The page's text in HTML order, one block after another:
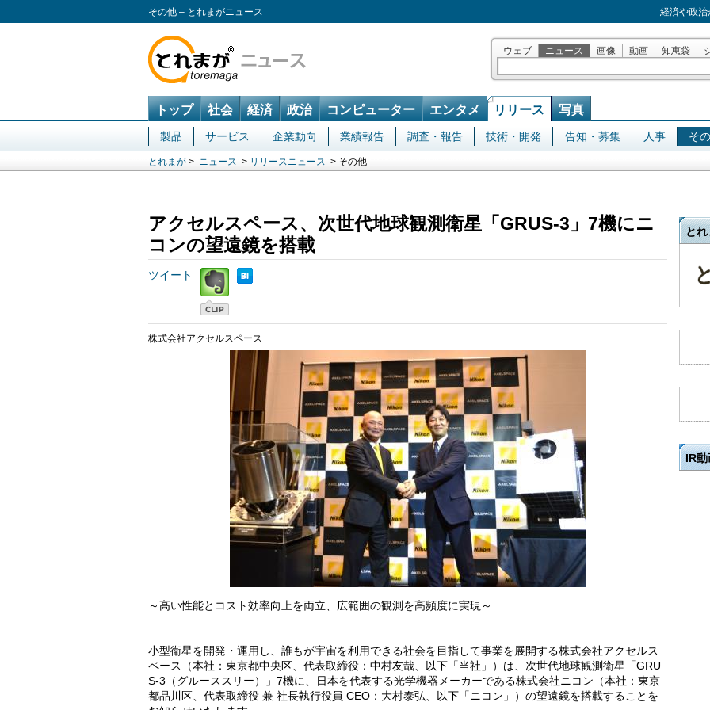
その他 – とれまがニュース 経済や政
ウェブ ニュース 画像 動画 知恵袋
トップ 社会 経済 政治 コンピューター エンタメ リリース 写真
製品 サービス 企業動向 業績報告 調査・報告 技術・開発 告知・募集 人事 そ
とれまが > ニュース > リリースニュース > その他
アクセルスペース、次世代地球観測衛星「GRUS-3」7機にニ
コンの望遠鏡を搭載
ツイート
株式会社アクセルスペース
～高い性能とコスト効率向上を両立、広範囲の観測を高頻度に実現～
小型衛星を開発・運用し、誰もが宇宙を利用できる社会を目指して事業を展開する株式会社アクセルス
ペース（本社：東京都中央区、代表取締役：中村友哉、以下「当社」）は、次世代地球観測衛星「GRU
S-3（グルーススリー）」7機に、日本を代表する光学機器メーカーである株式会社ニコン（本社：東京
都品川区、代表取締役 兼 社長執行役員 CEO：大村泰弘、以下「ニコン」）の望遠鏡を搭載することを
とれ
IR動